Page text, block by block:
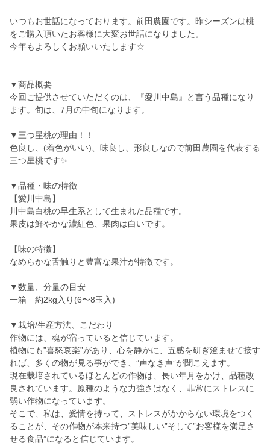
いつもお世話になっております。前田農園です。昨シーズンは桃
をご購入頂いたお客様に大変お世話になりました。
今年もよろしくお願いいたします☆
▼商品概要
今回ご提供させていただくのは、『愛川中島』と言う品種になり
ます。旬は、7月の中旬になります。
▼三つ星桃の理由！！
色良し、(着色がいい)、味良し、形良しなので前田農園を代表する
三つ星桃です✨
▼品種・味の特徴
【愛川中島】
川中島白桃の早生系として生まれた品種です。
果皮は鮮やかな濃紅色、果肉は白いです。
【味の特徴】
なめらかな舌触りと豊富な果汁が特徴です。
▼数量、分量の目安
一箱 約2kg入り(6〜8玉入)
▼栽培/生産方法、こだわり
作物には、魂が宿っていると信じています。
植物にも”喜怒哀楽”があり、心を静かに、五感を研ぎ澄ませて接す
れば、多くの物が見る事ができ、”声なき声”が聞こえます。
現在栽培されているほとんどの作物は、長い年月をかけ、品種改
良されています。原種のような力強さはなく、非常にストレスに
弱い作物になっています。
そこで、私は、愛情を持って、ストレスがかからない環境をつく
ることが、その作物が本来持つ”美味しい”そして”お客様を満足さ
せる食品”になると信じています。